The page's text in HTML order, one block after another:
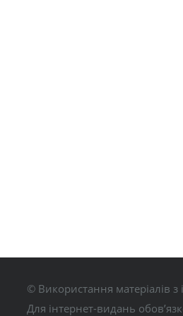
© Використання матеріалів
Для інтернет-видань